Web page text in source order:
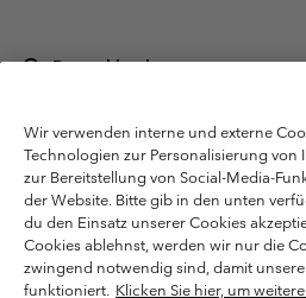
Deutschland
München Deutschland. Alle Rechte
Nutzungsbedingungen
Allgemeine
Datenschutzerklärung
Bestimmungen und Bedingungen des
Nutzungsbedingungen Für
Bitte wählen Sie Ihr
Online-
Wir verwenden interne und externe
Technologien zur Personalisierung von
zur Bereitstellung von Social-Media-
der Website. Bitte gib in den unten
du den Einsatz unserer Cookies
Cookies ablehnst, werden wir nur die
zwingend notwendig sind, damit
funktioniert. Klicken Sie hier, um